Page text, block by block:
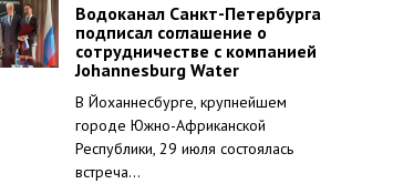
Водоканал Санкт-Петербурга
подписал соглашение о
сотрудничестве с компанией
Johannesburg Water
В Йоханнесбурге, крупнейшем
городе Южно-Африканской
Республики, 29 июля состоялась
встреча...